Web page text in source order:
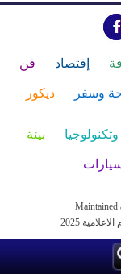
إقتصاد فن
وسفر ديكور
بيئة
Maintained